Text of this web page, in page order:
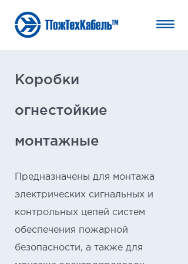
Коробки
огнестойкие
монтажные
Предназначены для монтажа
электрических сигнальных и
контрольных цепей систем
обеспечения пожарной
безопасности, а также для